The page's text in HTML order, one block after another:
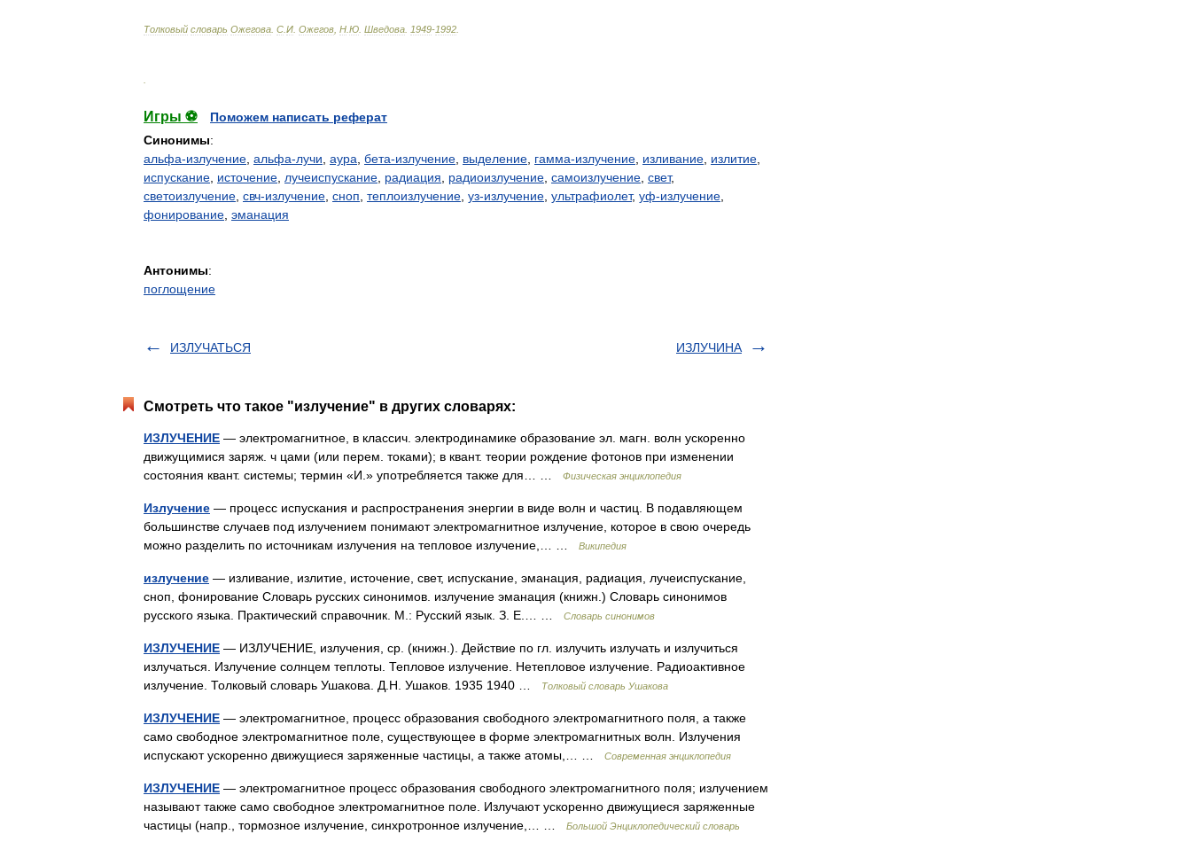
Толковый словарь Ожегова С И Ожегов Н Ю Шведова 1949-1992
Игры ⚽
Поможем написать реферат
Синонимы:
альфа-излучение альфа-лучи аура бета-излучение выделение гамма-излучение изливание излитие
испускание источение лучеиспускание радиация радиоизлучение самоизлучение свет,
светоизлучение свч-излучение сноп теплоизлучение уз-излучение ультрафиолет, уф-излучение
фонирование эманация
Антонимы:
поглощение
ИЗЛУЧАТЬСЯ ИЗЛУЧИНА
Смотреть что такое "излучение" в других словарях:
ИЗЛУЧЕНИЕ — электромагнитное, в классич. электродинамике образование эл. магн. волн ускоренно
движущимися заряж. ч цами (или перем. токами); в квант. теории рождение фотонов при изменении
состояния квант. системы; термин «И.» употребляется также для… …
Физическая энциклопедия
Излучение — процесс испускания и распространения энергии в виде волн и частиц. В подавляющем
большинстве случаев под излучением понимают электромагнитное излучение, которое в свою очередь
можно разделить по источникам излучения на тепловое излучение,… …
Википедия
излучение — изливание, излитие, источение, свет, испускание, эманация, радиация, лучеиспускание,
сноп, фонирование Словарь русских синонимов. излучение эманация (книжн.) Словарь синонимов
русского языка. Практический справочник. М.: Русский язык. З. Е.… …
Словарь синонимов
ИЗЛУЧЕНИЕ — ИЗЛУЧЕНИЕ, излучения, ср. (книжн.). Действие по гл. излучить излучать и излучиться
излучаться. Излучение солнцем теплоты. Тепловое излучение. Нетепловое излучение. Радиоактивное
излучение. Толковый словарь Ушакова. Д.Н. Ушаков. 1935 1940 …
Толковый словарь Ушакова
ИЗЛУЧЕНИЕ — электромагнитное, процесс образования свободного электромагнитного поля, а также
само свободное электромагнитное поле, существующее в форме электромагнитных волн. Излучения
испускают ускоренно движущиеся заряженные частицы, а также атомы,… …
Современная энциклопедия
ИЗЛУЧЕНИЕ — электромагнитное процесс образования свободного электромагнитного поля; излучением
называют также само свободное электромагнитное поле. Излучают ускоренно движущиеся заряженные
частицы (напр., тормозное излучение, синхротронное излучение,… …
Большой Энциклопедический словарь